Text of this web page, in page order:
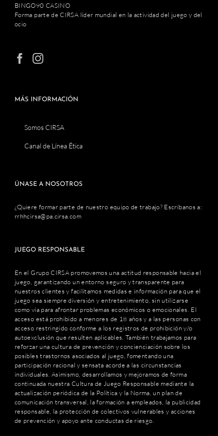
BINGO90 CASINO
Forma parte de CIRSA líder mundial en la actividad del juego y del
ocio
MÁS INFORMACIÓN
Somos CIRSA
Canal de Línea Ética
ÚNASE A NOSOTROS
¿Quiere formar parte de nuestro equipo de trabajo? Escríbanos a:
rrhhcirsa@pa.cirsa.com
JUEGO RESPONSABLE
En el Grupo CIRSA promovemos una actitud responsable hacia el
juego, garantizando un entorno seguro y transparente para
nuestros clientes y facilitamos medidas e información para que el
juego sea siempre diversión y entretenimiento, sin utilizarse
como vía para afrontar problemas económicos o emocionales. El
acceso está prohibido a menores de 18 años y a las personas con
acceso restringido conforme a los registros de prohibición y/o
autoexclusión que resulten aplicables. También trabajamos para
reforzar una cultura de prevención y concienciación sobre los
posibles trastornos asociados al juego, fomentando una
participación racional y sensata acorde a las circunstancias
individuales. Asimismo, desarrollamos y mejoramos de forma
continuada nuestra Cultura de Juego Responsable mediante la
actualización periódica de la Política y la Norma, un plan de
comunicación transversal, la formación a empleados, la publicidad
responsable, la protección de colectivos vulnerables y acciones
de prevención y apoyo ante conductas de riesgo.